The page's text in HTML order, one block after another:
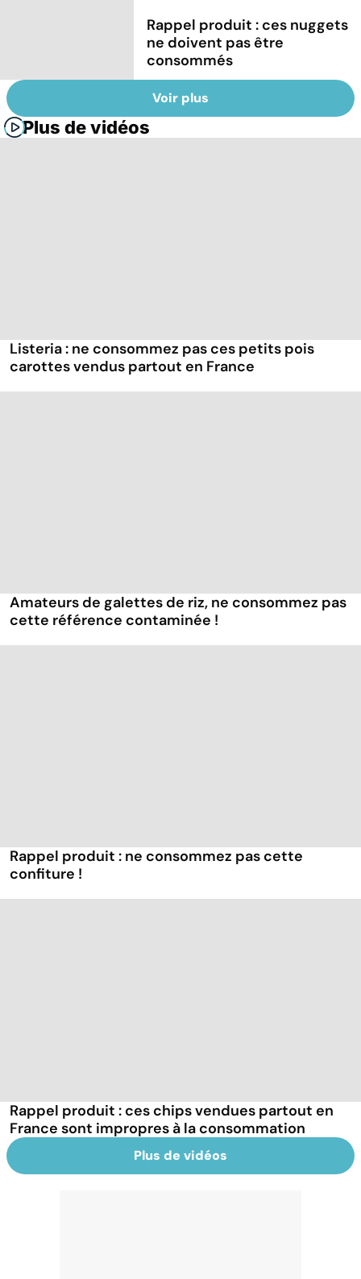
Rappel produit : ces nuggets
ne doivent pas être
consommés
Voir plus
Plus de vidéos
Listeria : ne consommez pas ces petits pois
carottes vendus partout en France
Amateurs de galettes de riz, ne consommez pas
cette référence contaminée !
Rappel produit : ne consommez pas cette
confiture !
Rappel produit : ces chips vendues partout en
France sont impropres à la consommation
Plus de vidéos